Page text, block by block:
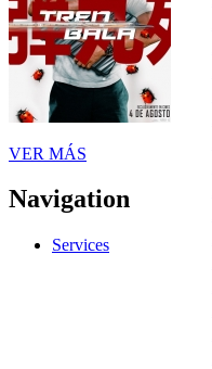
VER MÁS
Navigation
Services